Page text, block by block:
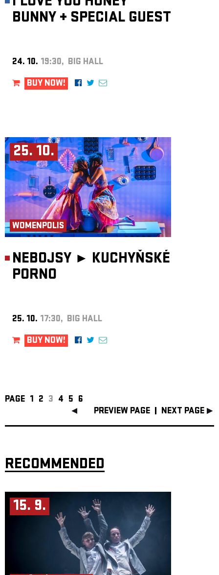
BUNNY + SPECIAL GUEST
24. 10. 19:30, BIG HALL
BUY NOW!
25. 10.
WOMENPOLIS
NEBOJSY ► KUCHYŇSKÉ
PORNO
25. 10. 17:30, BIG HALL
BUY NOW!
PAGE 1 2 3 4 5 6
PREVIEW PAGE
NEXT PAGE
RECOMMENDED
15. 9.